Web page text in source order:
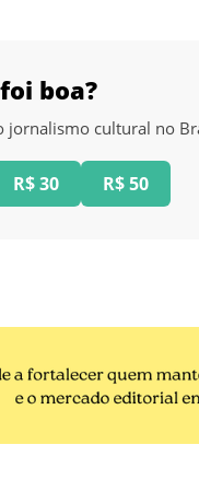
boa?
jornalismo cultural no
R$ 30 R$ 50